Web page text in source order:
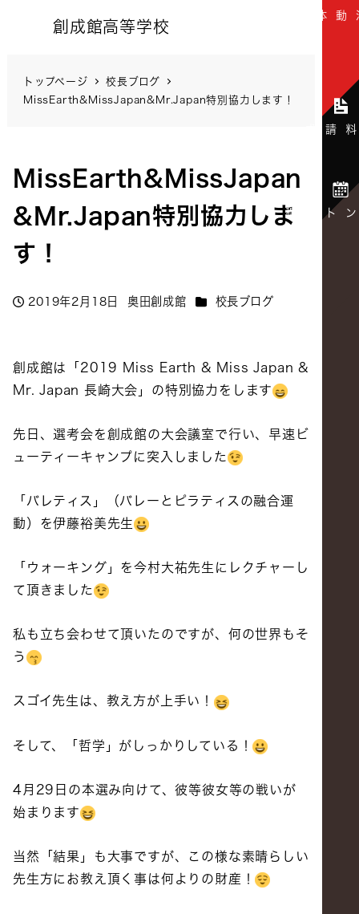
創成館高等学校
トップページ
校長ブログ
MissEarth&MissJapan&Mr.Japan特別協力します！
MissEarth&MissJapan
&Mr.Japan特別協力しま
す！
投稿日
2019年2月18日
著
奥田創成館 カテゴリー
校長ブログ
創成館は「2019 Miss Earth & Miss Japan &
Mr. Japan 長崎大会」の特別協力をします
先日、選考会を創成館の大会議室で行い、早速ビ
ューティーキャンプに突入しました
「バレティス」（バレーとピラティスの融合運
動）を伊藤裕美先生
「ウォーキング」を今村大祐先生にレクチャーし
て頂きました
私も立ち会わせて頂いたのですが、何の世界もそ
う
スゴイ先生は、教え方が上手い！
そして、「哲学」がしっかりしている！
4月29日の本選み向けて、彼等彼女等の戦いが
始まります
当然「結果」も大事ですが、この様な素晴らしい
先生方にお教え頂く事は何よりの財産！